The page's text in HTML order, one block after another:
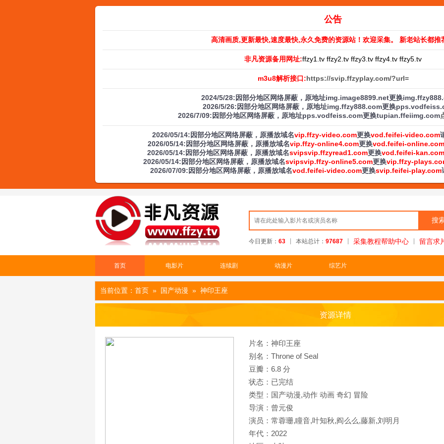
公告
高清画质,更新最快,速度最快,永久免费的资源站！欢迎采集。 新老站长都推
非凡资源备用网址:ffzy1.tv ffzy2.tv ffzy3.tv ffzy4.tv ffzy5.tv
m3u8解析接口:https://svip.ffzyplay.com/?url=
2024/5/28:因部分地区网络屏蔽，原地址img.image8899.net更换
2026/5/26:因部分地区网络屏蔽，原地址img.ffzy888.com更换
2026/7/09:因部分地区网络屏蔽，原地址pps.vodfeiss.com更换tupian.ffeiimg.com
2026/05/14:因部分地区网络屏蔽，原播放域名vip.ffzy-video.com更换vod.feifei-video.com
2026/05/14:因部分地区网络屏蔽，原播放域名vip.ffzy-online4.com更换vod.feifei-online.com
2026/05/14:因部分地区网络屏蔽，原播放域名svipsvip.ffzyread1.com更换vod.feifei-kan.com
2026/05/14:因部分地区网络屏蔽，原播放域名svipsvip.ffzy-online5.com更换vip.ffzy-
2026/07/09:因部分地区网络屏蔽，原播放域名vod.feifei-video.com更换svip.feifei-play.com
今日更新： 63 本站总计： 97687 采集教程帮助中心 留言求
首页 电影片 连续剧 动漫片 综艺片
当前位置： 首页 » 国产动漫 » 神印王座
资源详情
片名：神印王座
别名：Throne of Seal
豆瓣：6.8 分
状态：已完结
类型：国产动漫,动作 动画 奇幻 冒险
导演：曾元俊
演员：常蓉珊,瞳音,叶知秋,阎么么,藤新,刘明月
年代：2022